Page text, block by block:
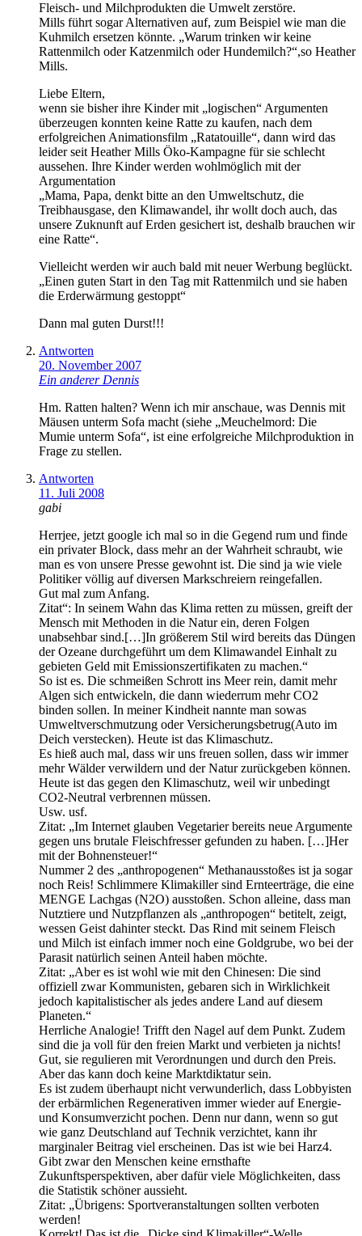
Fleisch- und Milchprodukten die Umwelt zerstöre.
Mills führt sogar Alternativen auf, zum Beispiel wie man die
Kuhmilch ersetzen könnte. „Warum trinken wir keine
Rattenmilch oder Katzenmilch oder Hundemilch?“,so Heather
Mills.
Liebe Eltern,
wenn sie bisher ihre Kinder mit „logischen“ Argumenten
überzeugen konnten keine Ratte zu kaufen, nach dem
erfolgreichen Animationsfilm „Ratatouille“, dann wird das
leider seit Heather Mills Öko-Kampagne für sie schlecht
aussehen. Ihre Kinder werden wohlmöglich mit der
Argumentation
„Mama, Papa, denkt bitte an den Umweltschutz, die
Treibhausgase, den Klimawandel, ihr wollt doch auch, das
unsere Zuknunft auf Erden gesichert ist, deshalb brauchen wir
eine Ratte“.
Vielleicht werden wir auch bald mit neuer Werbung beglückt.
„Einen guten Start in den Tag mit Rattenmilch und sie haben
die Erderwärmung gestoppt“
Dann mal guten Durst!!!
Antworten
20. November 2007
Ein anderer Dennis
Hm. Ratten halten? Wenn ich mir anschaue, was Dennis mit
Mäusen unterm Sofa macht (siehe „Meuchelmord: Die
Mumie unterm Sofa“, ist eine erfolgreiche Milchproduktion in
Frage zu stellen.
Antworten
11. Juli 2008
gabi
Herrjee, jetzt google ich mal so in die Gegend rum und finde
ein privater Block, dass mehr an der Wahrheit schraubt, wie
man es von unsere Presse gewohnt ist. Die sind ja wie viele
Politiker völlig auf diversen Markschreiern reingefallen.
Gut mal zum Anfang.
Zitat“: In seinem Wahn das Klima retten zu müssen, greift der
Mensch mit Methoden in die Natur ein, deren Folgen
unabsehbar sind.[…]In größerem Stil wird bereits das Düngen
der Ozeane durchgeführt um dem Klimawandel Einhalt zu
gebieten Geld mit Emissionszertifikaten zu machen.“
So ist es. Die schmeißen Schrott ins Meer rein, damit mehr
Algen sich entwickeln, die dann wiederrum mehr CO2
binden sollen. In meiner Kindheit nannte man sowas
Umweltverschmutzung oder Versicherungsbetrug(Auto im
Deich verstecken). Heute ist das Klimaschutz.
Es hieß auch mal, dass wir uns freuen sollen, dass wir immer
mehr Wälder verwildern und der Natur zurückgeben können.
Heute ist das gegen den Klimaschutz, weil wir unbedingt
CO2-Neutral verbrennen müssen.
Usw. usf.
Zitat: „Im Internet glauben Vegetarier bereits neue Argumente
gegen uns brutale Fleischfresser gefunden zu haben. […]Her
mit der Bohnensteuer!“
Nummer 2 des „anthropogenen“ Methanausstoßes ist ja sogar
noch Reis! Schlimmere Klimakiller sind Ernteerträge, die eine
MENGE Lachgas (N2O) ausstoßen. Schon alleine, dass man
Nutztiere und Nutzpflanzen als „anthropogen“ betitelt, zeigt,
wessen Geist dahinter steckt. Das Rind mit seinem Fleisch
und Milch ist einfach immer noch eine Goldgrube, wo bei der
Parasit natürlich seinen Anteil haben möchte.
Zitat: „Aber es ist wohl wie mit den Chinesen: Die sind
offiziell zwar Kommunisten, gebaren sich in Wirklichkeit
jedoch kapitalistischer als jedes andere Land auf diesem
Planeten.“
Herrliche Analogie! Trifft den Nagel auf dem Punkt. Zudem
sind die ja voll für den freien Markt und verbieten ja nichts!
Gut, sie regulieren mit Verordnungen und durch den Preis.
Aber das kann doch keine Marktdiktatur sein.
Es ist zudem überhaupt nicht verwunderlich, dass Lobbyisten
der erbärmlichen Regenerativen immer wieder auf Energie-
und Konsumverzicht pochen. Denn nur dann, wenn so gut
wie ganz Deutschland auf Technik verzichtet, kann ihr
marginaler Beitrag viel erscheinen. Das ist wie bei Harz4.
Gibt zwar den Menschen keine ernsthafte
Zukunftsperspektiven, aber dafür viele Möglichkeiten, dass
die Statistik schöner aussieht.
Zitat: „Übrigens: Sportveranstaltungen sollten verboten
werden!